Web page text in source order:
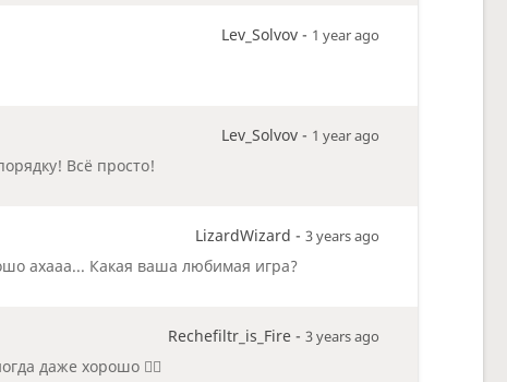
Lev_Solvov - 1 year ago
Lev_Solvov - 1 year ago
Всё просто!
LizardWizard - 3 years ago
ахааа... Какая ваша любимая игра?
Rechefiltr_is_Fire - 3 years ago
даже хорошо 👌🏽